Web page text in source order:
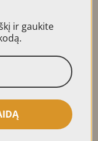
mus
ir gaukite